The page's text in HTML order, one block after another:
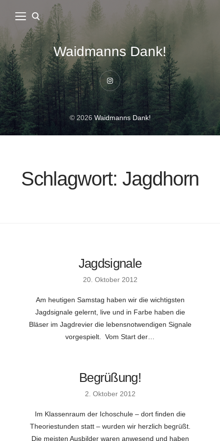
Waidmanns Dank!
Instagram
© 2026Waidmanns Dank!
Schlagwort: Jagdhorn
Jagdsignale
20. Oktober 2012
Am heutigen Samstag haben wir die wichtigsten
Jagdsignale gelernt, live und in Farbe haben die
Bläser im Jagdrevier die lebensnotwendigen Signale
vorgespielt. Vom Start der…
Begrüßung!
2. Oktober 2012
Im Klassenraum der Ichoschule – dort finden die
Theoriestunden statt – wurden wir herzlich begrüßt.
Die meisten Ausbilder waren anwesend und haben